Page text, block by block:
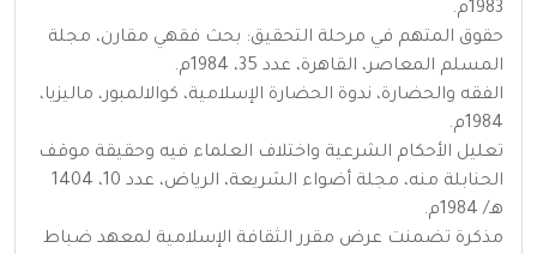
1983م.
حقوق المتهم في مرحلة التحقيق: بحث فقهي مقارن، مجلة
المسلم المعاصر، القاهرة، عدد 35، 1984م.
الفقه والحضارة، ندوة الحضارة الإسلامية، كوالالمبور، ماليزيا،
1984م.
تعليل الأحكام الشرعية واختلاف العلماء فيه وحقيقة موقف
الحنابلة منه، مجلة أضواء الشريعة، الرياض، عدد 10، 1404
هـ/ 1984م.
مذكرة تضمنت عرض مقرر الثقافة الإسلامية لمعهد ضباط